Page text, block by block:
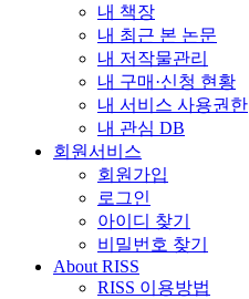
내 책장
내 최근 본 논문
내 저작물관리
내 구매·신청 현황
내 서비스 사용권한
내 관심 DB
회원서비스
회원가입
로그인
아이디 찾기
비밀번호 찾기
About RISS
RISS 이용방법